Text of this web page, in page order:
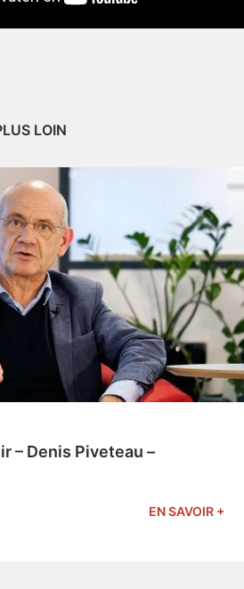
LOIN
– Denis Piveteau –
EN SAVOIR +